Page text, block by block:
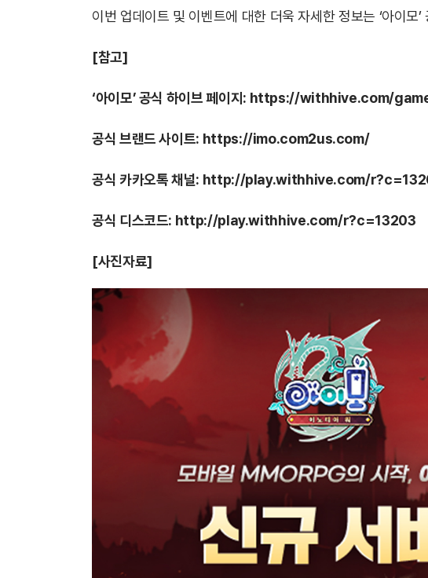
이번 업데이트 및 이벤트에 대한 더욱 자세한 정보는 ‘아이모
[참고]
‘아이모’ 공식 하이브 페이지: https://withhive.com/
공식 브랜드 사이트: https://imo.com2us.com/
공식 카카오톡 채널: http://play.withhive.com/
공식 디스코드: http://play.withhive.com/r?c=13203
[사진자료]